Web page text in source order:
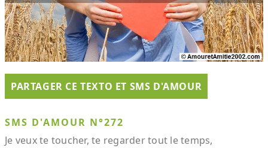
PARTAGER CE TEXTO ET SMS D'AMOUR
SMS D'AMOUR N°272
Je veux te toucher, te regarder tout le temps,